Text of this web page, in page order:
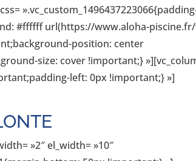
#ffffff url(https://www.aloha-
position: center
size: cover !important;}
left: 0px !important;} »]
»2″ el_width= »10″